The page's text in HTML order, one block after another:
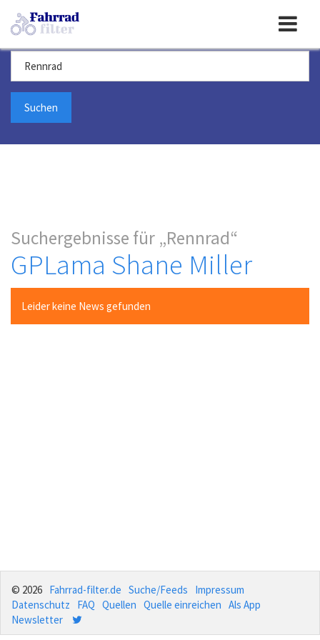
Toggle
navigation
Suchbegriff
Suchergebnisse für Rennrad
GPLama Shane Miller
Leider keine News gefunden
© 2026 Fahrrad-filter.de Suche/Feeds
Impressum
Datenschutz
FAQ Quellen Quelle einreichen Als App
Newsletter